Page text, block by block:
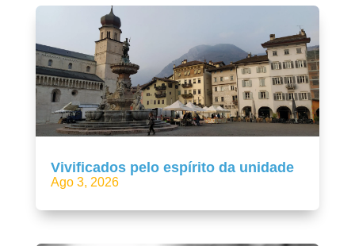
Vivificados pelo espírito da unidade
Ago 3, 2026